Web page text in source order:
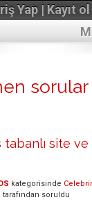
Yap | Kayıt ol
sorular
site ve
kategorisinde
tarafından soruldu